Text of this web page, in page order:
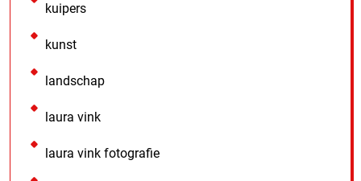
kuipers
kunst
landschap
laura vink
laura vink fotografie